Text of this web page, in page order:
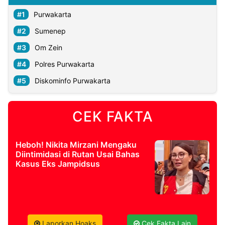
Purwakarta
Sumenep
Om Zein
Polres Purwakarta
Diskominfo Purwakarta
CEK FAKTA
Heboh! Nikita Mirzani Mengaku
Diintimidasi di Rutan Usai Bahas
Kasus Eks Jampidsus